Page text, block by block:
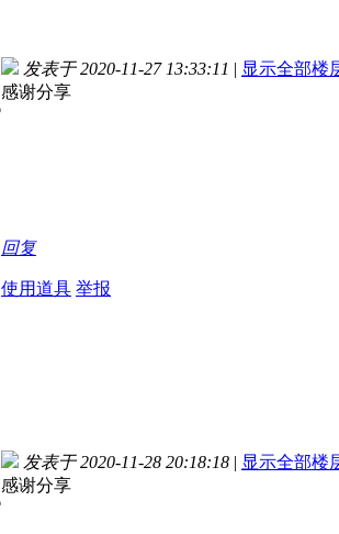
发表于 2020-11-27 13:33:11 | 显示全部楼
感谢分享
回复
使用道具 举报
发表于 2020-11-28 20:18:18 | 显示全部楼
感谢分享